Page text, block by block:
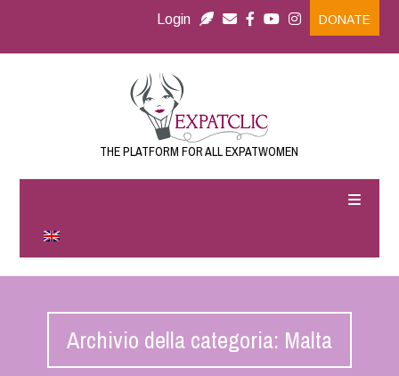
Login DONATE
THE PLATFORM FOR ALL EXPATWOMEN
Archivio della categoria: Malta